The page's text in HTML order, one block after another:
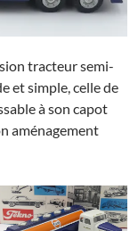
tracteur semi-
et simple, celle de
à son capot
aménagement